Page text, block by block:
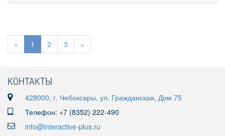
« 1 2 3 »
КОНТАКТЫ
428000, г. Чебоксары, ул. Гражданская, Дом 75
Телефон: +7 (8352) 222-490
info@interactive-plus.ru